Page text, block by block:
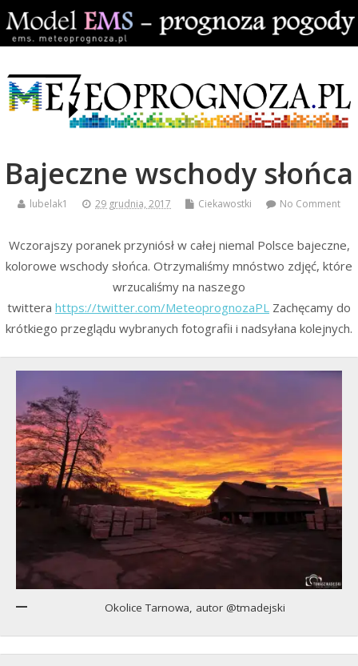
Bajeczne wschody słońca
lubelak1 29 grudnia, 2017 Ciekawostki No Comment
Wczorajszy poranek przyniósł w całej niemal Polsce bajeczne,
kolorowe wschody słońca. Otrzymaliśmy mnóstwo zdjęć, które
wrzucaliśmy na naszego
twittera https://twitter.com/MeteoprognozaPL Zachęcamy do
krótkiego przeglądu wybranych fotografii i nadsyłana kolejnych.
Okolice Tarnowa, autor @tmadejski